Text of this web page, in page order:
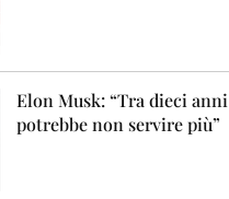
Elon Musk: “Tra dieci
potrebbe non servire più”